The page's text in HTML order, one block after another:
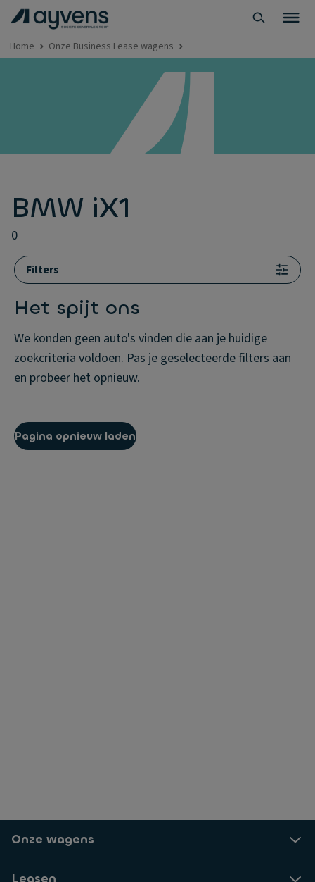
Home Onze Business Lease wagens
BMW iX1
0
Filters
Het spijt ons
We konden geen auto's vinden die aan je huidige
zoekcriteria voldoen. Pas je geselecteerde filters aan
en probeer het opnieuw.
Pagina opnieuw laden
Onze wagens